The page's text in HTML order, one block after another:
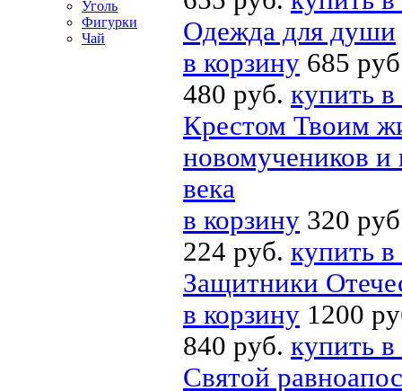
Уголь
Фигурки
Чай
Одежда для души
в корзину 685
480 руб. купить
Крестом Твоим
новомучеников и
века
в корзину 320
224 руб. купить
Защитники
в корзину 1200
840 руб. купить
Святой